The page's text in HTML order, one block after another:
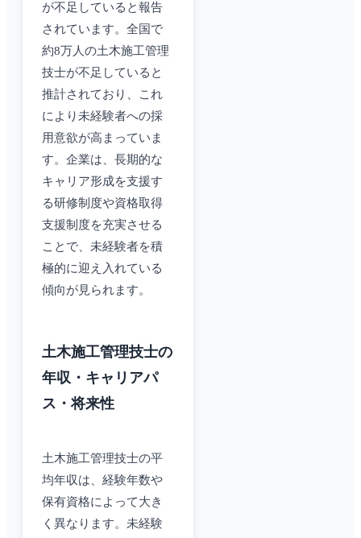
が不足していると報告
されています。全国で
約8万人の土木施工管理
技士が不足していると
推計されており、これ
により未経験者への採
用意欲が高まっていま
す。企業は、長期的な
キャリア形成を支援す
る研修制度や資格取得
支援制度を充実させる
ことで、未経験者を積
極的に迎え入れている
傾向が見られます。
土木施工管理技士の
年収・キャリアパ
ス・将来性
土木施工管理技士の平
均年収は、経験年数や
保有資格によって大き
く異なります。未経験